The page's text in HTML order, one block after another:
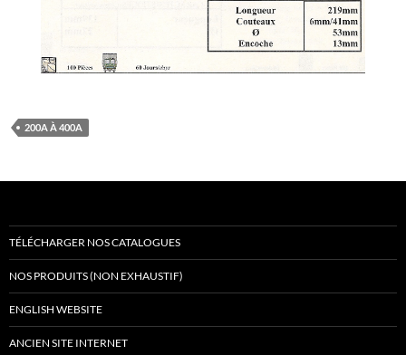
200A À 400A
TÉLÉCHARGER NOS CATALOGUES
NOS PRODUITS (NON EXHAUSTIF)
ENGLISH WEBSITE
ANCIEN SITE INTERNET